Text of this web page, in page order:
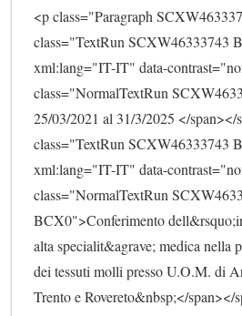
<p class="Paragraph
class="TextRun SCXW46333743
xml:lang="IT-IT" data-
class="NormalTextRun
25/03/2021 al 31/3/2025 </span></
class="TextRun SCXW46333743
xml:lang="IT-IT" data-
class="NormalTextRun
BCX0">Conferimento
alta specialit&agrave; medica nella
dei tessuti molli presso U.O.M. di
Trento e Rovereto&nbsp;</span></